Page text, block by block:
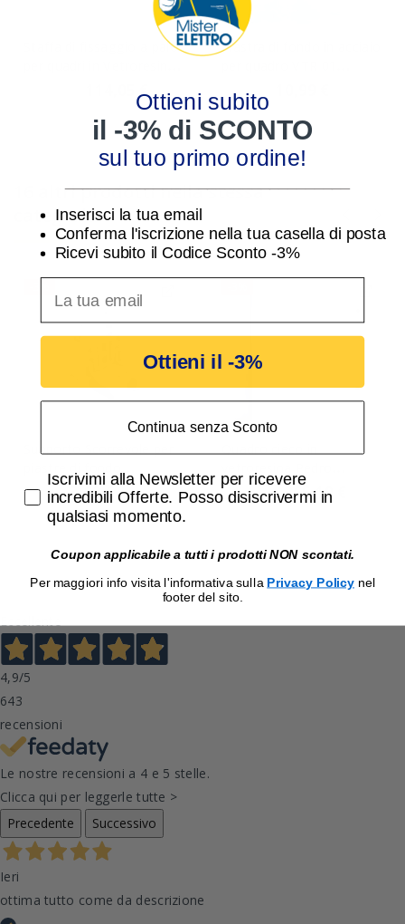
Staffa di fissaggio a palo
114,05 €
Piastra di fondo in acciaio
11,33 €
16 altri prodotti nella stessa
categoria:
Supporto Scorrevole per
Bocchiotti SCOR PF
B04682
3,73 € 3,62 €
Quadro cieco in
Bocchiotti VTR 05 96
Moduli IP66 B04605
273,40 € 265,19 €
Eccellente
4,9/5
643
recensioni
Le nostre recensioni a 4 e 5 stelle.
Clicca qui per leggerle tutte >
Precedente
Successivo
Ieri
ottima tutto come da descrizione
Ottieni subito
il -3% di SCONTO
sul tuo primo ordine!
Inserisci la tua email
Conferma l'iscrizione nella tua casella di posta
Ricevi subito il Codice Sconto -3%
Ottieni il -3%
Continua senza Sconto
Accetta di ricevere email promozionali
Iscrivimi alla Newsletter per ricevere
incredibili Offerte. Posso disiscrivermi in
qualsiasi momento.
Coupon applicabile a tutti i prodotti NON scontati.
Per maggiori info visita l'informativa sulla Privacy Policy nel
footer del sito.